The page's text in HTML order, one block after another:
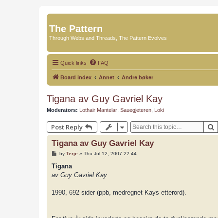
The Pattern
Through Webs and Threads, The Pattern Evolves
Quick links FAQ
Board index Annet Andre bøker
Tigana av Guy Gavriel Kay
Moderators: Lothair Mantelar Sauegjeteren Loki
Post Reply
Tigana av Guy Gavriel Kay
P
s
t
by Terje» Thu Jul 12, 2007 22:44
Tigana
av Guy Gavriel Kay
1990, 692 sider (ppb, medregnet Kays etterord).